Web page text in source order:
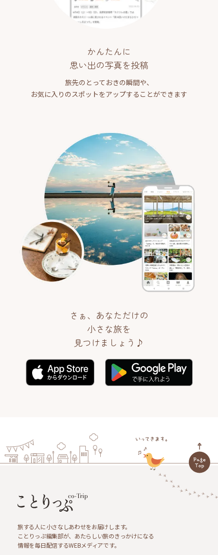
かんたんに
思い出の写真を投稿
旅先のとっておきの瞬間や、
お気に入りのスポットをアップすることができます
さぁ、あなただけの
小さな旅を
見つけましょう♪
旅する人に小さなしあわせをお届けします。
ことりっぷ編集部が、あたらしい旅のきっかけになる
情報を毎日配信するWEBメディアです。